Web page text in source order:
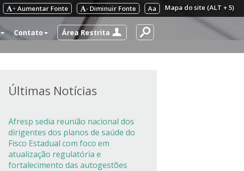
Mapa do site (ALT + 5)
Aa
- Diminuir Fonte
+ Aumentar Fonte
Contato Área Restrita
Últimas Notícias
Afresp sedia reunião nacional dos
dirigentes dos planos de saúde do
Fisco Estadual com foco em
atualização regulatória e
fortalecimento das autogestões